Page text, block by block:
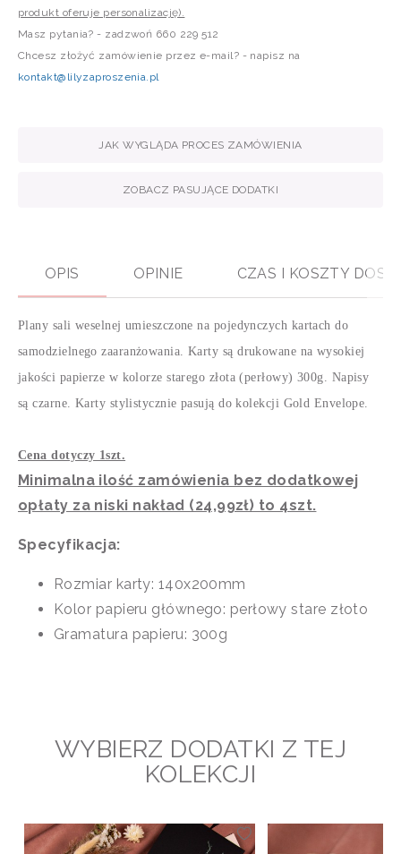
produkt oferuje personalizację).
Masz pytania? - zadzwoń 660 229 512
Chcesz złożyć zamówienie przez e-mail? - napisz na
kontakt@lilyzaproszenia.pl
JAK WYGLĄDA PROCES ZAMÓWIENIA
ZOBACZ PASUJĄCE DODATKI
OPIS OPINIE CZAS I KOSZTY
Plany sali weselnej umieszczone na pojedynczych kartach do
samodzielnego zaaranżowania. Karty są drukowane na wysokiej
jakości papierze w kolorze starego złota (perłowy) 300g. Napisy
są czarne. Karty stylistycznie pasują do kolekcji Gold Envelope.
Cena dotyczy 1szt.
Minimalna ilość zamówienia bez dodatkowej
opłaty za niski nakład (24,99zł) to 4szt.
Specyfikacja:
Rozmiar karty: 140x200mm
Kolor papieru głównego: perłowy stare złoto
Gramatura papieru: 300g
WYBIERZ DODATKI Z TEJ
KOLEKCJI